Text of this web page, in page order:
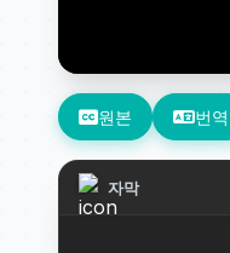
원본 번역
자막